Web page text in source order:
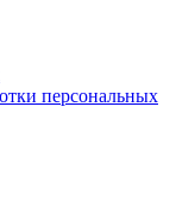
персональных